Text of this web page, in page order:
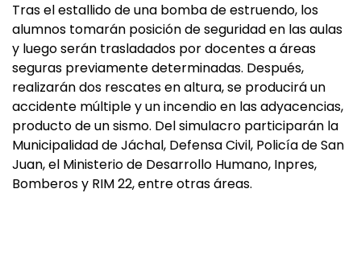
Tras el estallido de una bomba de estruendo, los
alumnos tomarán posición de seguridad en las aulas
y luego serán trasladados por docentes a áreas
seguras previamente determinadas. Después,
realizarán dos rescates en altura, se producirá un
accidente múltiple y un incendio en las adyacencias,
producto de un sismo. Del simulacro participarán la
Municipalidad de Jáchal, Defensa Civil, Policía de San
Juan, el Ministerio de Desarrollo Humano, Inpres,
Bomberos y RIM 22, entre otras áreas.